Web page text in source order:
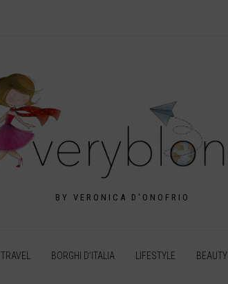
BY VERONICA D'ONOFRIO
TRAVEL BORGHI D’ITALIA LIFESTYLE BEAUTY